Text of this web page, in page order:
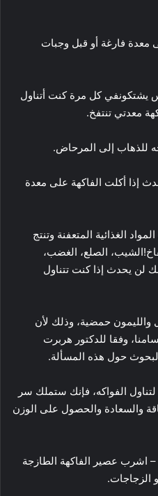
معدة فارغة أو قبل وجبات
يشتكونفي كل مرة كنت أتناول
معدتي تنتفخ.
للذهاب إلى المرحاض.
إذا أكلت الفاكهة على معدة
الغذائية المتعفنة وتنتج
الصلع، الغضب،
لن يحدث إذا كنت تتناول
والليمون حمضية، وذلك لأن
وفقا للدكتور هربرت
حول هذه المسألة.
الفواكه، فإنك ستملك سر
والسعادة والحصول على الوزن
اشرب عصير الفاكهة الطازجة
الزجاجات.